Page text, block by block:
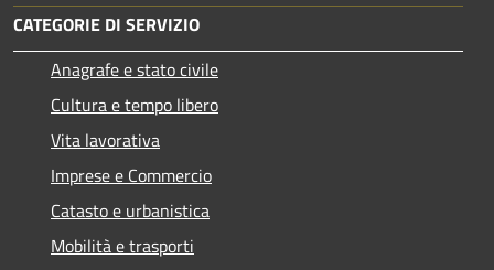
CATEGORIE DI SERVIZIO
Anagrafe e stato civile
Cultura e tempo libero
Vita lavorativa
Imprese e Commercio
Catasto e urbanistica
Mobilità e trasporti